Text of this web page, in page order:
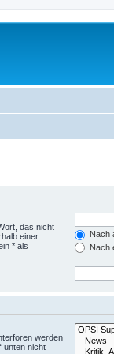
das nicht
einer
* als
Nach
Nach
werden
unten nicht